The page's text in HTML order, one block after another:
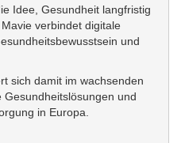
Idee, Gesundheit langfristig
verbindet digitale
und
sich damit im wachsenden
Gesundheitslösungen und
in Europa.